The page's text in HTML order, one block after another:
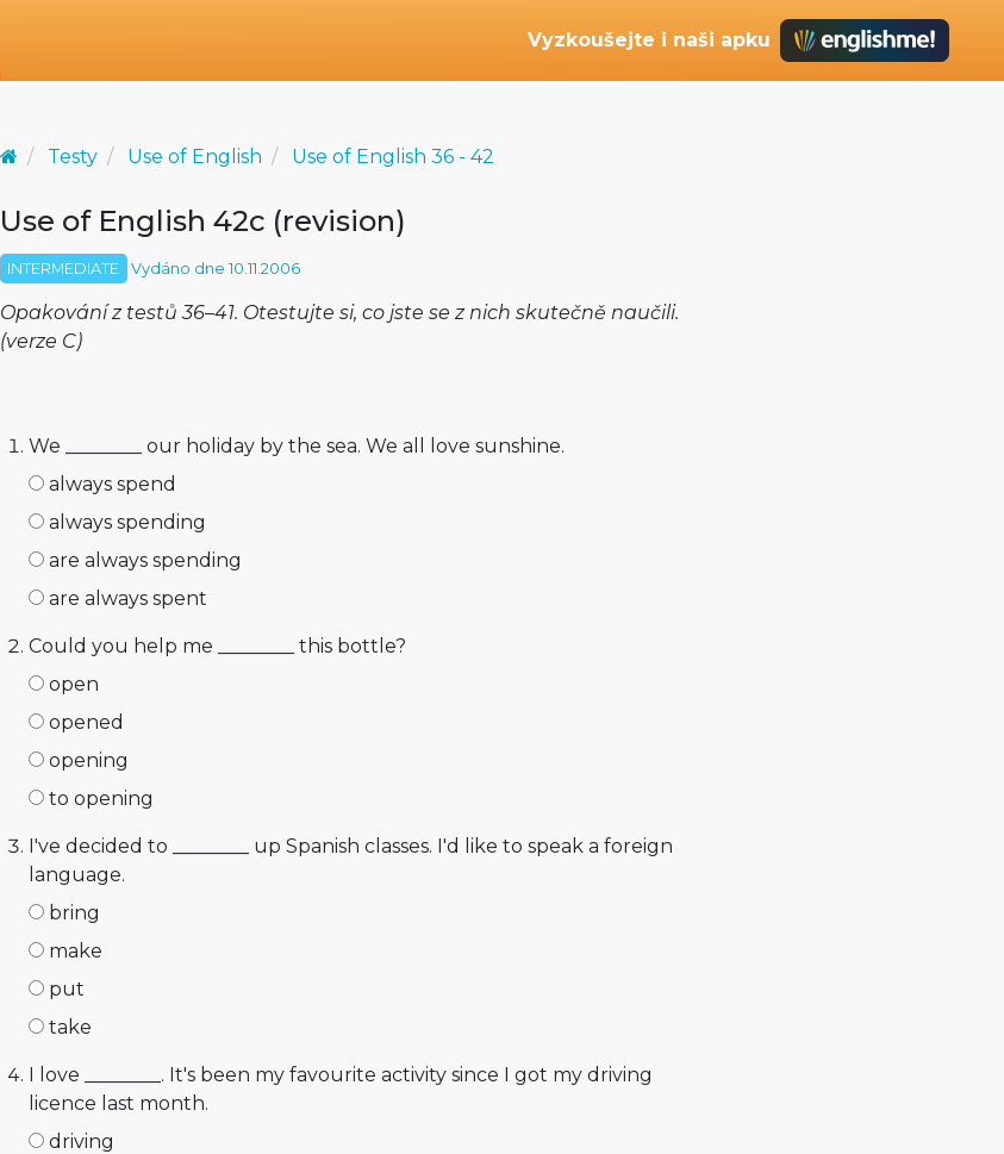
Vyzkoušejte i naši apku
Testy Use of English Use of English 36 - 42
Use of English 42c (revision)
INTERMEDIATE Vydáno dne 10.11.2006
Opakování z testů 36–41. Otestujte si, co jste se z nich skutečně naučili.
(verze C)
We ________ our holiday by the sea. We all love sunshine.
always spend
always spending
are always spending
are always spent
Could you help me ________ this bottle?
open
opened
opening
to opening
I've decided to ________ up Spanish classes. I'd like to speak a foreign
language.
bring
make
put
take
I love ________. It's been my favourite activity since I got my driving
licence last month.
driving